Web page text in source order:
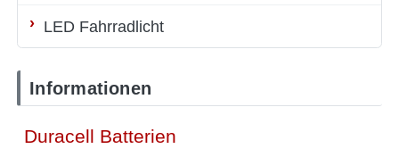
LED Fahrradlicht
Informationen
Duracell Batterien